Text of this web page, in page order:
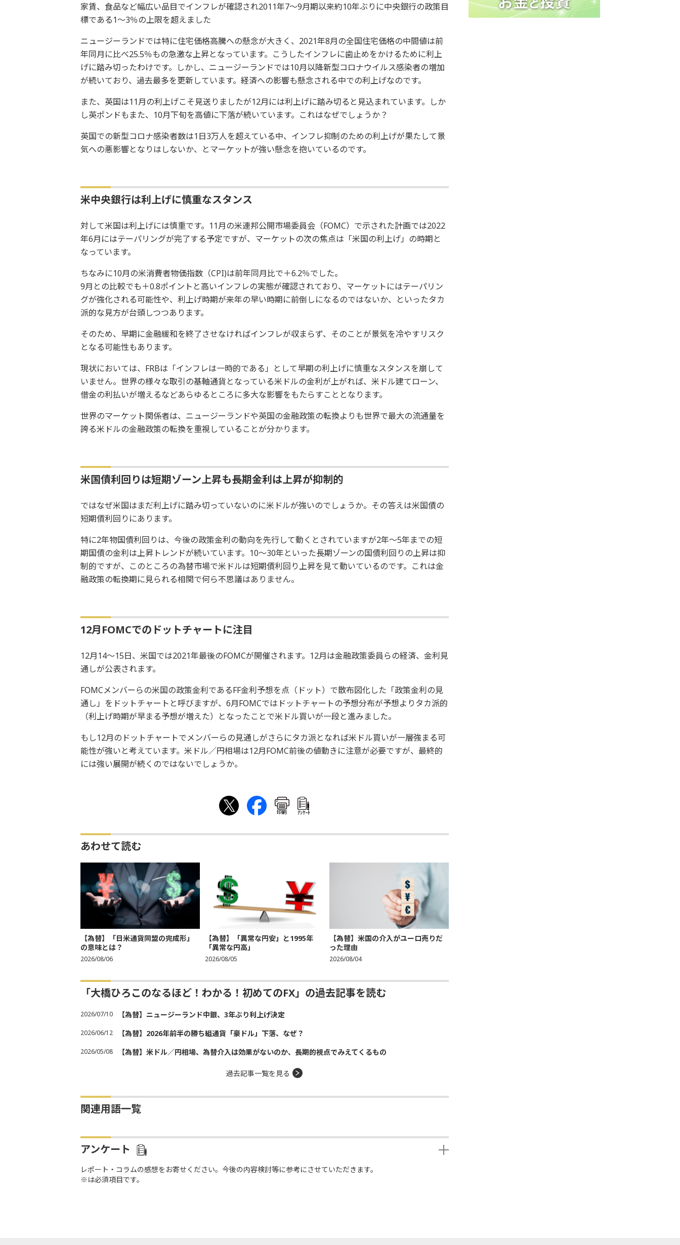
家賃、食品など幅広い品目でインフレが確認され2011年7～9月期以来約10年ぶりに中央銀行の政策目
標である1～3％の上限を超えました
ニュージーランドでは特に住宅価格高騰への懸念が大きく、2021年8月の全国住宅価格の中間値は前
年同月に比べ25.5％もの急激な上昇となっています。こうしたインフレに歯止めをかけるために利上
げに踏み切ったわけです。しかし、ニュージーランドでは10月以降新型コロナウイルス感染者の増加
が続いており、過去最多を更新しています。経済への影響も懸念される中での利上げなのです。
また、英国は11月の利上げこそ見送りましたが12月には利上げに踏み切ると見込まれています。しか
し英ポンドもまた、10月下旬を高値に下落が続いています。これはなぜでしょうか？
英国での新型コロナ感染者数は1日3万人を超えている中、インフレ抑制のための利上げが果たして景
気への悪影響となりはしないか、とマーケットが強い懸念を抱いているのです。
米中央銀行は利上げに慎重なスタンス
対して米国は利上げには慎重です。11月の米連邦公開市場委員会（FOMC）で示された計画では2022
年6月にはテーパリングが完了する予定ですが、マーケットの次の焦点は「米国の利上げ」の時期と
なっています。
ちなみに10月の米消費者物価指数（CPI)は前年同月比で＋6.2％でした。
9月との比較でも＋0.8ポイントと高いインフレの実態が確認されており、マーケットにはテーパリン
グが強化される可能性や、利上げ時期が来年の早い時期に前倒しになるのではないか、といったタカ
派的な見方が台頭しつつあります。
そのため、早期に金融緩和を終了させなければインフレが収まらず、そのことが景気を冷やすリスク
となる可能性もあります。
現状においては、FRBは「インフレは一時的である」として早期の利上げに慎重なスタンスを崩して
いません。世界の様々な取引の基軸通貨となっている米ドルの金利が上がれば、米ドル建てローン、
借金の利払いが増えるなどあらゆるところに多大な影響をもたらすこととなります。
世界のマーケット関係者は、ニュージーランドや英国の金融政策の転換よりも世界で最大の流通量を
誇る米ドルの金融政策の転換を重視していることが分かります。
米国債利回りは短期ゾーン上昇も長期金利は上昇が抑制的
ではなぜ米国はまだ利上げに踏み切っていないのに米ドルが強いのでしょうか。その答えは米国債の
短期債利回りにあります。
特に2年物国債利回りは、今後の政策金利の動向を先行して動くとされていますが2年～5年までの短
期国債の金利は上昇トレンドが続いています。10～30年といった長期ゾーンの国債利回りの上昇は抑
制的ですが、このところの為替市場で米ドルは短期債利回り上昇を見て動いているのです。これは金
融政策の転換期に見られる相関で何ら不思議はありません。
12月FOMCでのドットチャートに注目
12月14～15日、米国では2021年最後のFOMCが開催されます。12月は金融政策委員らの経済、金利見
通しが公表されます。
FOMCメンバーらの米国の政策金利であるFF金利予想を点（ドット）で散布図化した「政策金利の見
通し」をドットチャートと呼びますが、6月FOMCではドットチャートの予想分布が予想よりタカ派的
（利上げ時期が早まる予想が増えた）となったことで米ドル買いが一段と進みました。
もし12月のドットチャートでメンバーらの見通しがさらにタカ派となれば米ドル買いが一層強まる可
能性が強いと考えています。米ドル／円相場は12月FOMC前後の値動きに注意が必要ですが、最終的
には強い展開が続くのではないでしょうか。
印刷 ｱﾝｹｰﾄ
あわせて読む
【為替】「日米通貨同盟の完成形」
の意味とは？
2026/08/06
【為替】「異常な円安」と1995年
「異常な円高」
2026/08/05
【為替】米国の介入がユーロ売りだ
った理由
2026/08/04
「大橋ひろこのなるほど！わかる！初めてのFX」の過去記事を読む
2026/07/10 【為替】ニュージーランド中銀、3年ぶり利上げ決定
2026/06/12 【為替】2026年前半の勝ち組通貨「豪ドル」下落、なぜ？
2026/05/08 【為替】米ドル／円相場、為替介入は効果がないのか、長期的視点でみえてくるもの
過去記事一覧を見る
関連用語一覧
アンケート
レポート・コラムの感想をお寄せください。今後の内容検討等に参考にさせていただきます。
※は必須項目です。